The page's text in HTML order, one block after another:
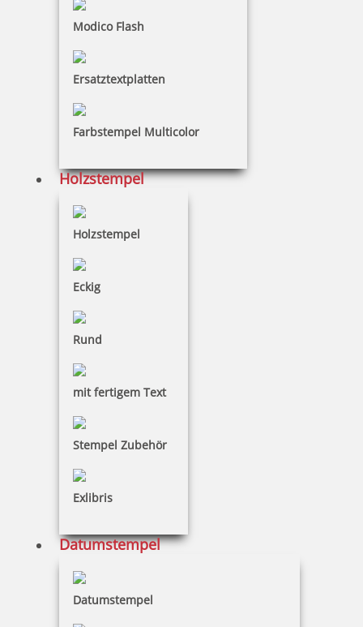
Modico Flash
Ersatztextplatten
Farbstempel Multicolor
Holzstempel
Holzstempel
Eckig
Rund
mit fertigem Text
Stempel Zubehör
Exlibris
Datumstempel
Datumstempel
13,05 €
Trodat Printy 4817 Datum und Wortband Kontrolliert etc.
Trodat Printy 4817/B Dater mit Wortband Montag-Sonntag 49 x